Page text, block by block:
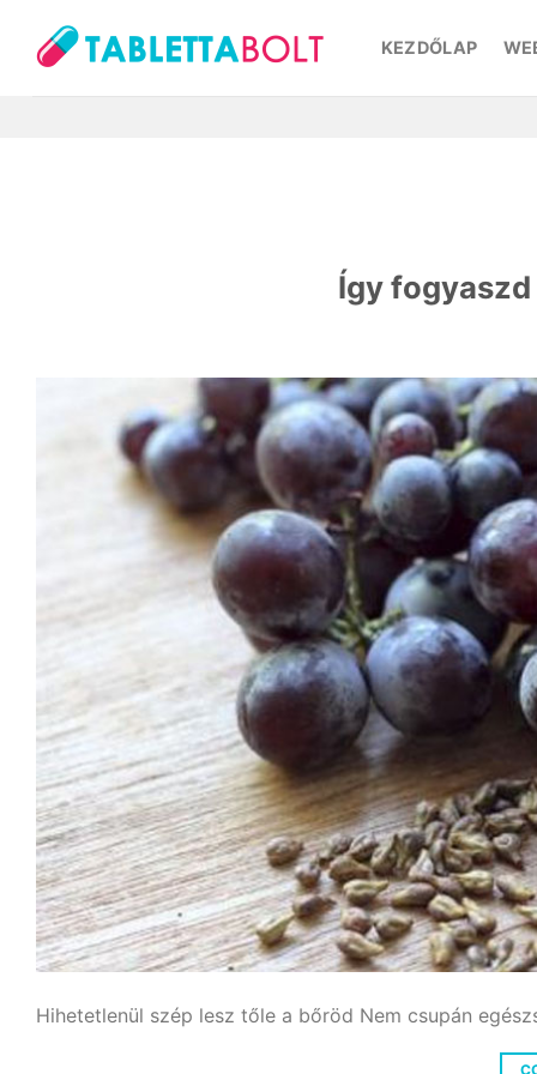
content
KEZDŐLAP
Így
Hihetetlenül szép lesz tőle a bőröd Nem csupán